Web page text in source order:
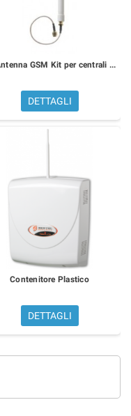
Kit Antenna GSM Kit per centrali ABSOLUTA in contenitore plastico
DETTAGLI
Contenitore Plastico
DETTAGLI